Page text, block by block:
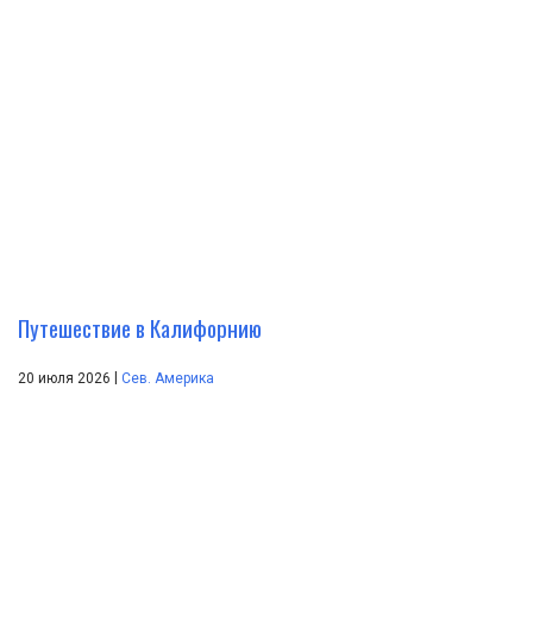
Путешествие в Калифорнию
20 июля 2026 Сев. Америка